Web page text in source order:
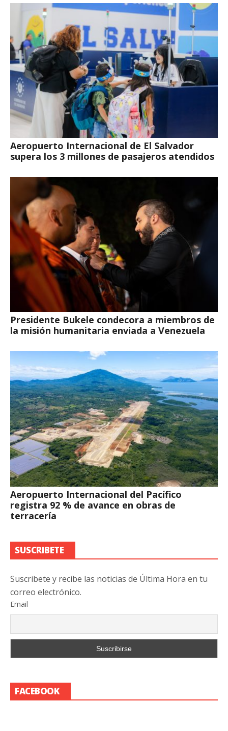
Aeropuerto Internacional de El Salvador
supera los 3 millones de pasajeros atendidos
Presidente Bukele condecora a miembros de
la misión humanitaria enviada a Venezuela
Aeropuerto Internacional del Pacífico
registra 92 % de avance en obras de
terracería
SUSCRIBETE
Suscribete y recibe las noticias de Última Hora en tu
correo electrónico.
Email
FACEBOOK